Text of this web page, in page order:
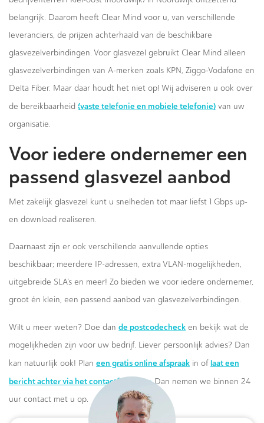
belangrijk. Daarom heeft Clear Mind voor u, van verschillende
leveranciers, de prijzen achterhaald van de beschikbare
glasvezelverbindingen. Voor glasvezel gebruikt Clear Mind alleen
glasvezelverbindingen van A-merken zoals KPN, Ziggo-Vodafone en
Delta Fiber. Maar daar houdt het niet op! Wij adviseren u ook over
de bereikbaarheid (vaste telefonie en mobiele telefonie) van uw
organisatie.
Voor iedere ondernemer een
passend glasvezel aanbod
Met zakelijk glasvezel kunt u snelheden tot maar liefst 1 Gbps up-
en download realiseren.
Daarnaast zijn er ook verschillende aanvullende opties
beschikbaar; meerdere IP-adressen, extra VLAN-mogelijkheden,
uitgebreide SLA’s en meer! Zo bieden we voor iedere ondernemer,
groot én klein, een passend aanbod van glasvezelverbindingen.
Wilt u meer weten? Doe dan de postcodecheck en bekijk wat de
mogelijkheden zijn voor uw bedrijf. Liever persoonlijk advies? Dan
kan natuurlijk ook! Plan een gratis online afspraak in of laat een
bericht achter via het contactformulier.Dan nemen we binnen 24
uur contact met u op.